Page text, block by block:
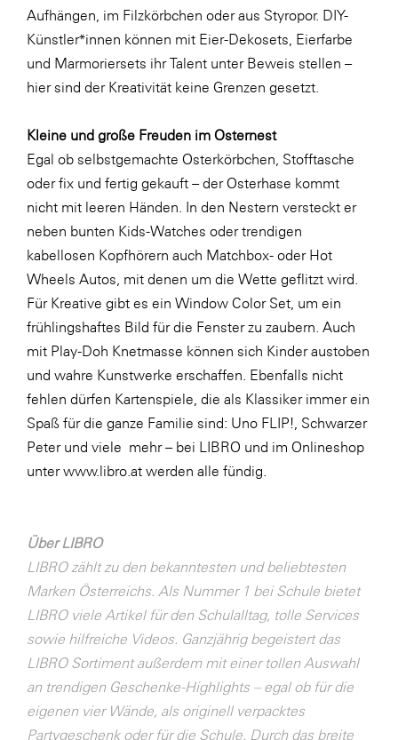
Lidl Österreich
Die Menü-Manufaktur
MTH Retail Group
OptimaMed
PAGRO
PHH Rechtsanwält:innen
Primark
Salesforce
sebamed
SeneCura
SERVICE&MORE
SKINUANCE®
Somfy
Sony DADC
Trend Micro
TAG GmbH
VALETTA
Verband Druck Medien Österreich
Wirtschaftskammer Salzburg
WKS Fachgruppe Fahrzeughandel und
Aufhängen, im Filzkörbchen oder aus Styropor. DIY-
Künstler*innen können mit Eier-Dekosets, Eierfarbe
und Marmoriersets ihr Talent unter Beweis stellen –
hier sind der Kreativität keine Grenzen gesetzt.
Kleine und große Freuden im Osternest
Egal ob selbstgemachte Osterkörbchen, Stofftasche
oder fix und fertig gekauft – der Osterhase kommt
nicht mit leeren Händen. In den Nestern versteckt er
neben bunten Kids-Watches oder trendigen
kabellosen Kopfhörern auch Matchbox- oder Hot
Wheels Autos, mit denen um die Wette geflitzt wird.
Für Kreative gibt es ein Window Color Set, um ein
frühlingshaftes Bild für die Fenster zu zaubern. Auch
mit Play-Doh Knetmasse können sich Kinder austoben
und wahre Kunstwerke erschaffen. Ebenfalls nicht
fehlen dürfen Kartenspiele, die als Klassiker immer ein
Spaß für die ganze Familie sind: Uno FLIP!, Schwarzer
Peter und viele mehr – bei LIBRO und im Onlineshop
unterwww.libro.at werden alle fündig.
Über LIBRO
LIBRO zählt zu den bekanntesten und beliebtesten
Marken Österreichs. Als Nummer 1 bei Schule bietet
LIBRO viele Artikel für den Schulalltag, tolle Services
sowie hilfreiche Videos. Ganzjährig begeistert das
LIBRO Sortiment außerdem mit einer tollen Auswahl
an trendigen Geschenke-Highlights – egal ob für die
eigenen vier Wände, als originell verpacktes
Partygeschenk oder für die Schule. Durch das breite